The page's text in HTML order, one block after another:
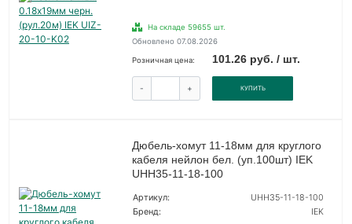
На складе 59655 шт.
Обновлено 07.08.2026
Розничная цена: 101.26 руб. / шт.
- + КУПИТЬ
Дюбель-хомут 11-18мм для круглого
кабеля нейлон бел. (уп.100шт) IEK
UHH35-11-18-100
Артикул:
UHH35-11-18-100
Бренд:
IEK